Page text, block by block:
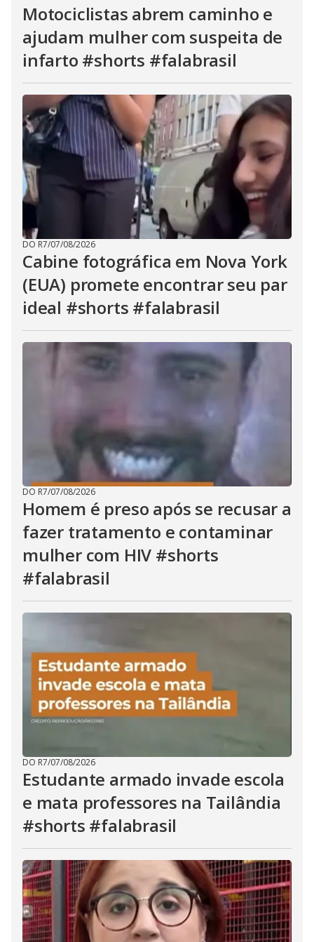
Motociclistas abrem caminho e
ajudam mulher com suspeita de
infarto #shorts #falabrasil
DO R7/07/08/2026
Cabine fotográfica em Nova York
(EUA) promete encontrar seu par
ideal #shorts #falabrasil
DO R7/07/08/2026
Homem é preso após se recusar a
fazer tratamento e contaminar
mulher com HIV #shorts
#falabrasil
DO R7/07/08/2026
Estudante armado invade escola
e mata professores na Tailândia
#shorts #falabrasil